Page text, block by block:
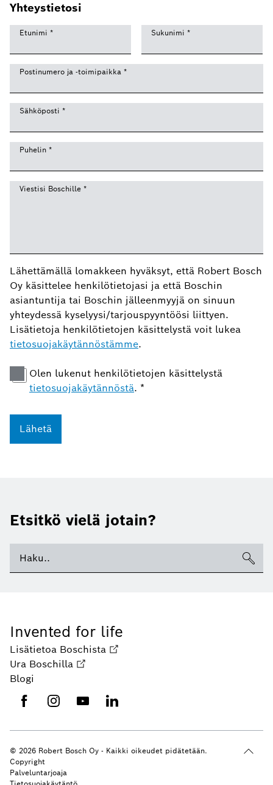
Yhteystietosi
Etunimi * Sukunimi *
Postinumero ja -toimipaikka *
Sähköposti *
Puhelin *
Viestisi Boschille *
Lähettämällä lomakkeen hyväksyt, että Robert Bosch
Oy käsittelee henkilötietojasi ja että Boschin
asiantuntija tai Boschin jälleenmyyjä on sinuun
yhteydessä kyselyysi/tarjouspyyntöösi liittyen.
Lisätietoja henkilötietojen käsittelystä voit lukea
tietosuojakäytännöstämme.
Olen lukenut henkilötietojen käsittelystä
tietosuojakäytännöstä. *
Lähetä
Etsitkö vielä jotain?
Invented for life
Lisätietoa Boschista
Ura Boschilla
Blogi
© 2026 Robert Bosch Oy - Kaikki oikeudet pidätetään.
Copyright
Palveluntarjoaja